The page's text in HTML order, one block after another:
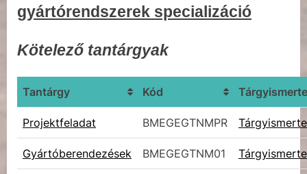
gyártórendszerek specializáció
Kötelező tantárgyak
Tantárgy Kód
Projektfeladat BMEGEGTNMPR
Gyártóberendezések BMEGEGTNM01